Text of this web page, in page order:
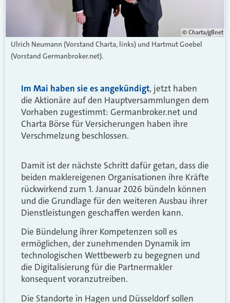
© Charta/gBnet
Ulrich Neumann (Vorstand Charta, links) und Hartmut Goebel
(Vorstand Germanbroker.net).
Im Mai haben sie es angekündigt, jetzt haben
die Aktionäre auf den Hauptversammlungen dem
Vorhaben zugestimmt: Germanbroker.net und
Charta Börse für Versicherungen haben ihre
Verschmelzung beschlossen.
Damit ist der nächste Schritt dafür getan, dass die
beiden maklereigenen Organisationen ihre Kräfte
rückwirkend zum 1. Januar 2026 bündeln können
und die Grundlage für den weiteren Ausbau ihrer
Dienstleistungen geschaffen werden kann.
Die Bündelung ihrer Kompetenzen soll es
ermöglichen, der zunehmenden Dynamik im
technologischen Wettbewerb zu begegnen und
die Digitalisierung für die Partnermakler
konsequent voranzutreiben.
Die Standorte in Hagen und Düsseldorf sollen